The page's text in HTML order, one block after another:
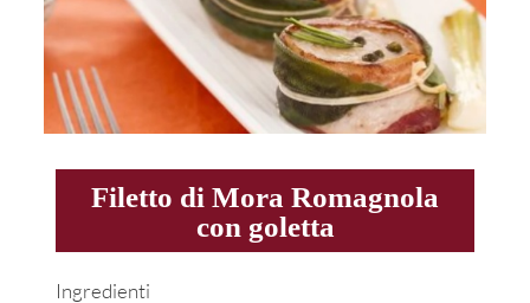
Filetto di Mora Romagnola
con goletta
Ingredienti